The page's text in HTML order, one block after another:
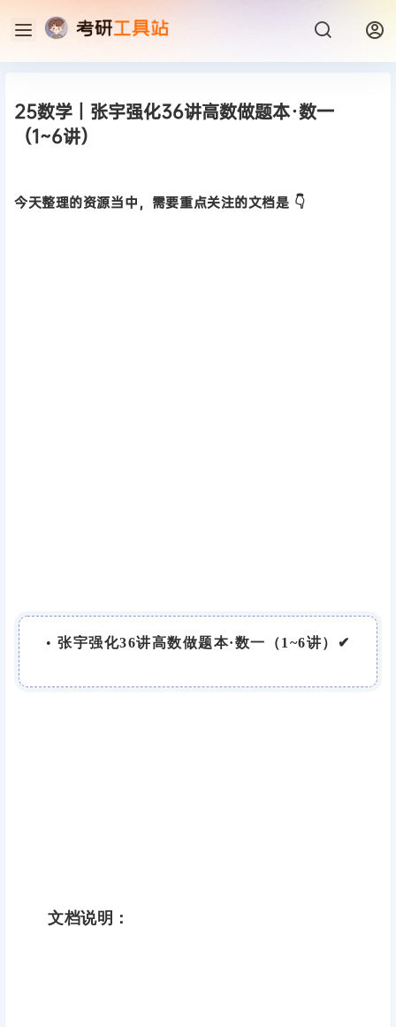
25数学丨张宇强化36讲高数做题本·数一
（1~6讲）
今天整理的资源当中，需要重点关注的文档是 👇
• 张宇强化36讲高数做题本·数一（1~6讲）✔
文档说明：